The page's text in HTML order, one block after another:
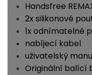
Handsfree
2x silikonové
1x odnímatelné
nabíjecí kabel
uživatelský
Originální balící